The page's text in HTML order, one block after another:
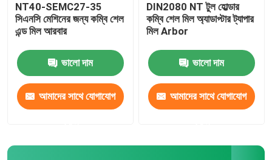
NT40-SEMC27-35
সিএনসি মেশিনের জন্য কম্বি শেল
এন্ড মিল আরবার
ভালো দাম
আমাদের সাথে যোগাযোগ
DIN2080 NT টুল হোল্ডার
কম্বি শেল মিল অ্যাডাপ্টার ট্যাপার
মিল Arbor
ভালো দাম
আমাদের সাথে যোগাযোগ